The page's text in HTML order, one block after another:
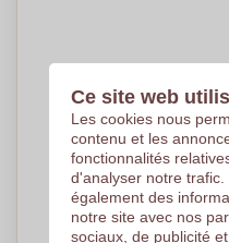
Ce site web
Les cookies nous
contenu et les
fonctionnalités
d'analyser notre
également des
notre site avec nos
sociaux, de publicité